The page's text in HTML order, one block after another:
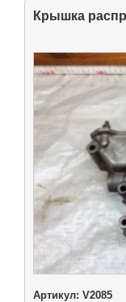
Крышка
Артикул: V2085